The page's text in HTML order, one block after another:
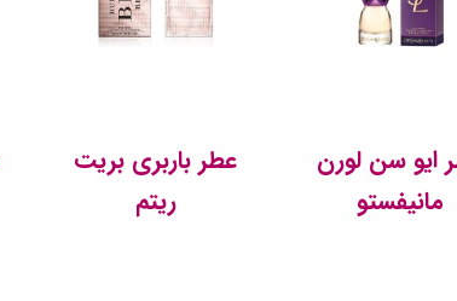
ایو سن لورن
مانیفستو
عطر باربری بریت
ریتم